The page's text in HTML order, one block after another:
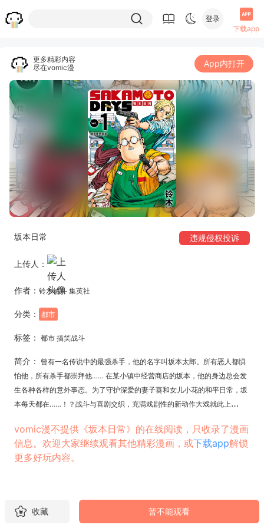
登录
下载app
更多精彩内容
尽在vomic漫
App内打开
坂本日常 违规侵权投诉
上传人：
作者： 铃木祐斗 集英社
分类： 都市
标签： 都市 搞笑战斗
简介：
曾有一名传说中的最强杀手，他的名字叫坂本太郎。所有恶人都惧
怕他，所有杀手都崇拜他…… 在某小镇中经营商店的坂本，他的身边总会发
生各种各样的意外事态。为了守护深爱的妻子葵和女儿小花的和平日常，坂
本每天都在……！？战斗与喜剧交织，充满戏剧性的新动作大戏就此上
vomic漫不提供《坂本日常》的在线阅读，只收录了漫画
信息。欢迎大家继续观看其他精彩漫画，或下载app解锁
更多好玩内容。
收藏 暂不能观看